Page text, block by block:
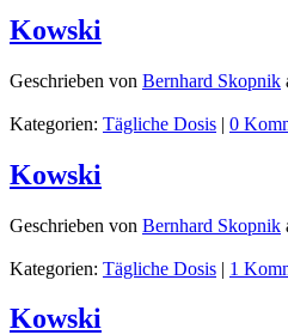
Kowski
Geschrieben von Bernhard Skopnik
Kategorien: Tägliche Dosis | 0
Kowski
Geschrieben von Bernhard Skopnik
Kategorien: Tägliche Dosis | 1
Kowski